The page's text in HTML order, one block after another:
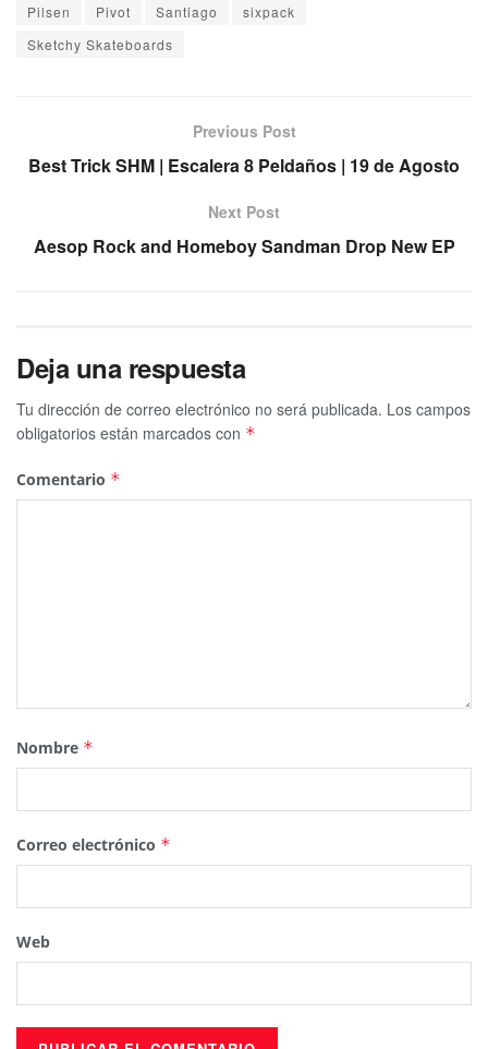
Pilsen
Pivot Santiago
sixpack
Sketchy Skateboards
Previous Post
Best Trick SHM | Escalera 8 Peldaños | 19 de Agosto
Next Post
Aesop Rock and Homeboy Sandman Drop New EP
Deja una respuesta
Tu dirección de correo electrónico no será publicada. Los campos
obligatorios están marcados con *
Comentario *
Nombre *
Correo electrónico *
Web